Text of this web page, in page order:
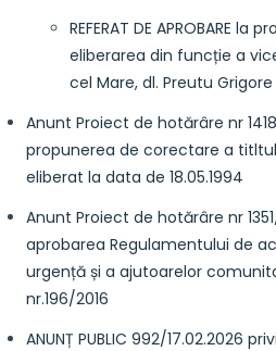
REFERAT DE APROBARE
eliberarea din funcție a
cel Mare, dl. Preutu Grigore
Anunt Proiect de hotărâre nr
propunerea de corectare a
eliberat la data de 18.05.1994
Anunt Proiect de hotărâre nr
aprobarea Regulamentului de
urgență și a ajutoarelor
nr.196/2016
ANUNȚ PUBLIC 992/17.02.2026